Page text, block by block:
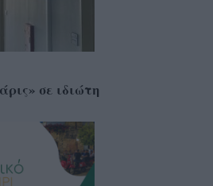
σε ιδιώτη